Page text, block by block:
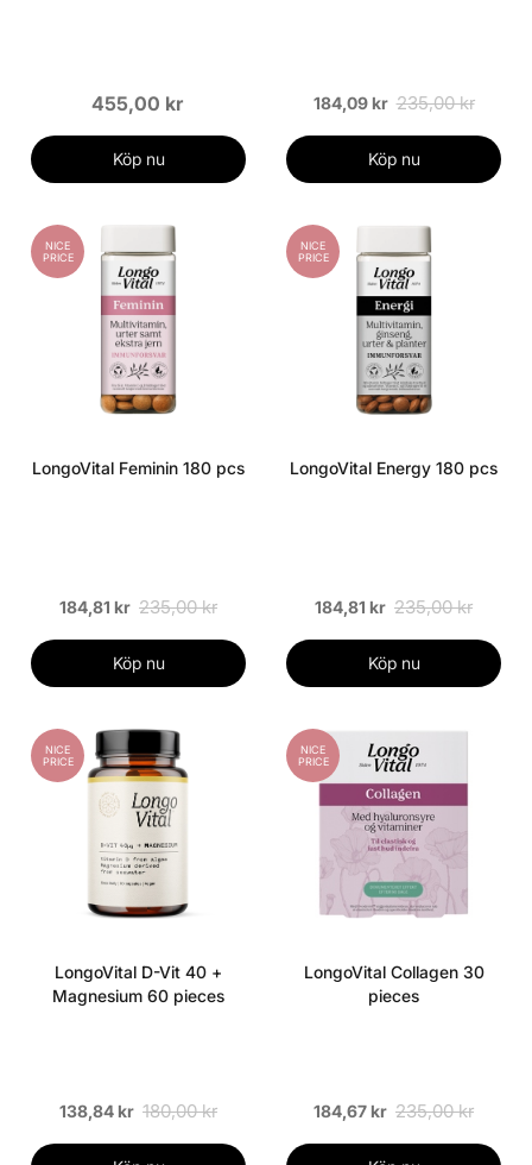
455,00 kr
Köp nu
184,09 kr 235,00 kr
Köp nu
NICE
PRICE
LongoVital Feminin 180 pcs
184,81 kr 235,00 kr
Köp nu
NICE
PRICE
LongoVital Energy 180 pcs
184,81 kr 235,00 kr
Köp nu
NICE
PRICE
LongoVital D-Vit 40 +
Magnesium 60 pieces
138,84 kr 180,00 kr
NICE
PRICE
LongoVital Collagen 30
pieces
184,67 kr 235,00 kr